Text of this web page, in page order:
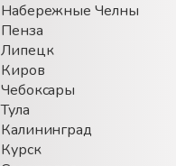
Набережные Челны
Пенза
Липецк
Киров
Чебоксары
Тула
Калининград
Курск